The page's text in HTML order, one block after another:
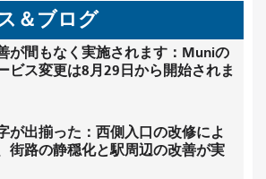
＆ブログ
が間もなく実施されます：Muniの
ビス変更は8月29日から開始されま
が出揃った：西側入口の改修によ
街路の静穏化と駅周辺の改善が実